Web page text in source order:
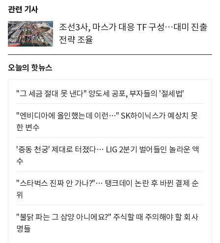
관련 기사
조선3사, 마스가 대응 TF 구성…대미 진출
전략 조율
오늘의 핫뉴스
"그 세금 절대 못 낸다" 양도세 공포, 부자들의 '절세법'
"엔비디아에 올인했는데 이런…" SK하이닉스가 예상치 못
한 변수
'중동 천궁' 제대로 터졌다… LIG 2분기 벌어들인 놀라운 액
수
"스타벅스 진짜 안 가나?"… 탱크데이 논란 후 바뀐 결제 순
위
"불닭 파는 그 삼양 아니에요?" 주식할 때 주의해야 할 회사
명들